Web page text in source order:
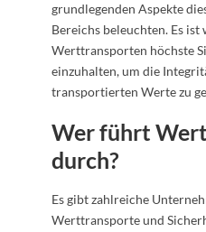
grundlegenden Aspekte
Bereichs beleuchten. Es ist
Werttransporten höchste
einzuhalten, um die
transportierten Werte zu
Wer führt
durch?
Es gibt zahlreiche
Werttransporte und